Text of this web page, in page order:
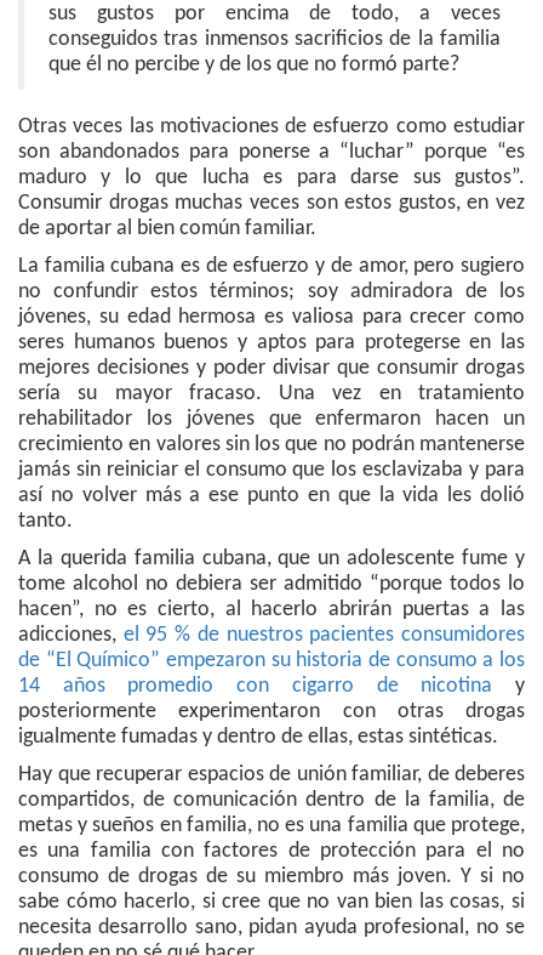
sus gustos por encima de todo, a veces
conseguidos tras inmensos sacrificios de la familia
que él no percibe y de los que no formó parte?
Otras veces las motivaciones de esfuerzo como estudiar
son abandonados para ponerse a “luchar” porque “es
maduro y lo que lucha es para darse sus gustos”.
Consumir drogas muchas veces son estos gustos, en vez
de aportar al bien común familiar.
La familia cubana es de esfuerzo y de amor, pero sugiero
no confundir estos términos; soy admiradora de los
jóvenes, su edad hermosa es valiosa para crecer como
seres humanos buenos y aptos para protegerse en las
mejores decisiones y poder divisar que consumir drogas
sería su mayor fracaso. Una vez en tratamiento
rehabilitador los jóvenes que enfermaron hacen un
crecimiento en valores sin los que no podrán mantenerse
jamás sin reiniciar el consumo que los esclavizaba y para
así no volver más a ese punto en que la vida les dolió
tanto.
A la querida familia cubana, que un adolescente fume y
tome alcohol no debiera ser admitido “porque todos lo
hacen”, no es cierto, al hacerlo abrirán puertas a las
adicciones, el 95 % de nuestros pacientes consumidores
de “El Químico” empezaron su historia de consumo a los
14 años promedio con cigarro de nicotina y
posteriormente experimentaron con otras drogas
igualmente fumadas y dentro de ellas, estas sintéticas.
Hay que recuperar espacios de unión familiar, de deberes
compartidos, de comunicación dentro de la familia, de
metas y sueños en familia, no es una familia que protege,
es una familia con factores de protección para el no
consumo de drogas de su miembro más joven. Y si no
sabe cómo hacerlo, si cree que no van bien las cosas, si
necesita desarrollo sano, pidan ayuda profesional, no se